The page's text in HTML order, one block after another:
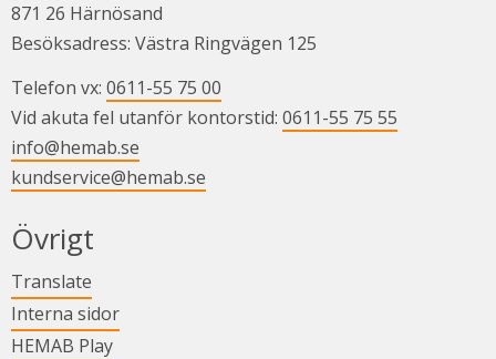
871 26 Härnösand
Besöksadress: Västra Ringvägen 125
Telefon vx: 0611-55 75 00
Vid akuta fel utanför kontorstid: 0611-55 75 55
info@hemab.se
kundservice@hemab.se
Övrigt
Translate
Interna sidorLänk till annan webbplats.
HEMAB PlayLänk till annan webbplats.